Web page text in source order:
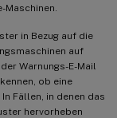
in Bezug auf die
auf
Warnungs-E-Mail
ob eine
Fällen, in denen das
hervorheben